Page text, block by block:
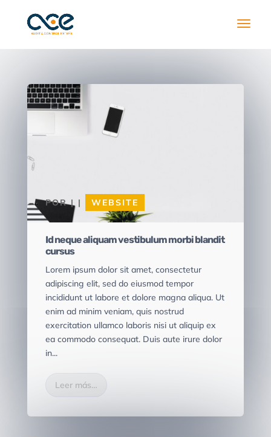
POR| | WEBSITE
Id neque aliquam vestibulum morbi blandit
cursus
Lorem ipsum dolor sit amet, consectetur
adipiscing elit, sed do eiusmod tempor
incididunt ut labore et dolore magna aliqua. Ut
enim ad minim veniam, quis nostrud
exercitation ullamco laboris nisi ut aliquip ex
ea commodo consequat. Duis aute irure dolor
in...
Leer más…